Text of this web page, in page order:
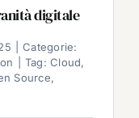
digitale
Categorie:
Tag:Cloud,
Source,